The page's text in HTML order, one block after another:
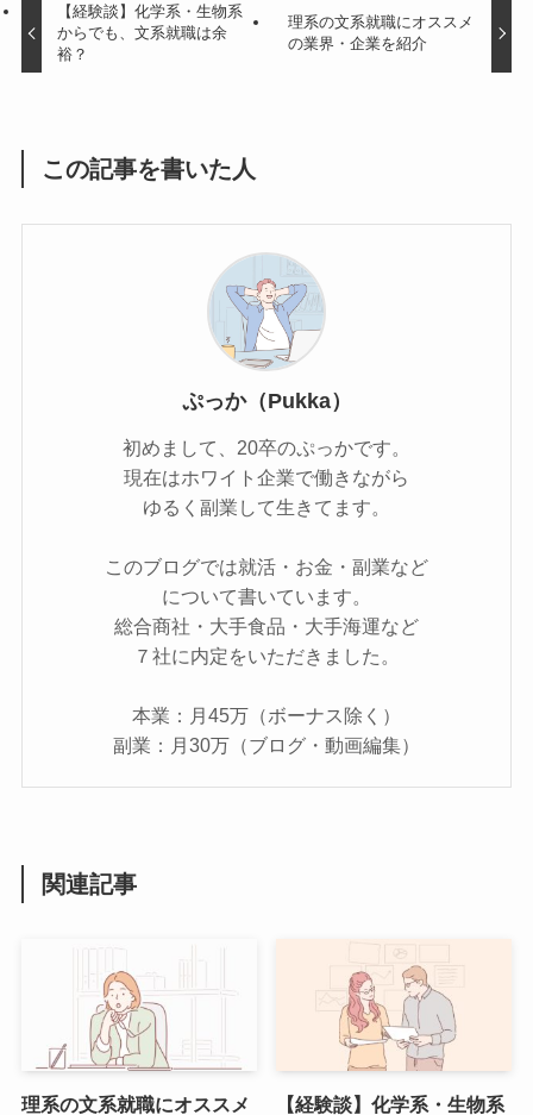
【経験談】化学系・生物系
からでも、文系就職は余
裕？
理系の文系就職にオススメ
の業界・企業を紹介
この記事を書いた人
ぷっか（Pukka）
初めまして、20卒のぷっかです。
現在はホワイト企業で働きながら
ゆるく副業して生きてます。
このブログでは就活・お金・副業など
について書いています。
総合商社・大手食品・大手海運など
７社に内定をいただきました。
本業：月45万（ボーナス除く）
副業：月30万（ブログ・動画編集）
関連記事
理系の文系就職にオススメ 【経験談】化学系・生物系